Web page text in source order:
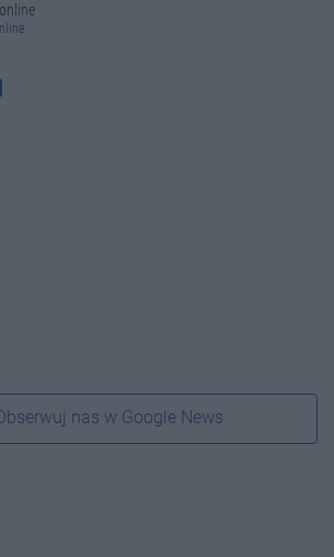
nas w Google News